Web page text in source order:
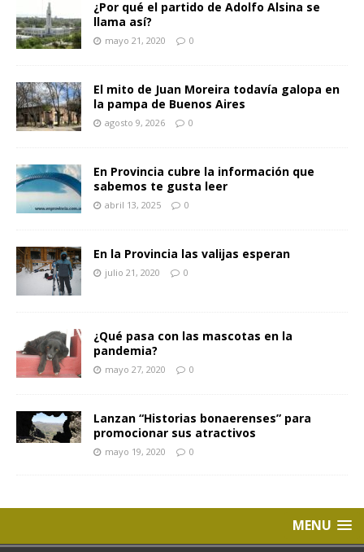
¿Por qué el partido de Adolfo Alsina se
llama así?
mayo 21, 2020 0
El mito de Juan Moreira todavía galopa en
la pampa de Buenos Aires
agosto 9, 2026 0
En Provincia cubre la información que
sabemos te gusta leer
abril 13, 2025 0
En la Provincia las valijas esperan
julio 21, 2020 0
¿Qué pasa con las mascotas en la
pandemia?
mayo 27, 2020 0
Lanzan “Historias bonaerenses” para
promocionar sus atractivos
mayo 19, 2020 0
MENU